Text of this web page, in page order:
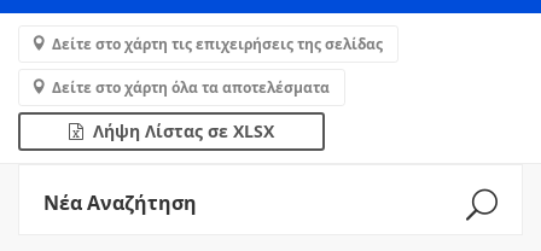
Δείτε στο χάρτη τις επιχειρήσεις της σελίδας
Δείτε στο χάρτη όλα τα αποτελέσματα
Λήψη Λίστας σε XLSX
Νέα Αναζήτηση